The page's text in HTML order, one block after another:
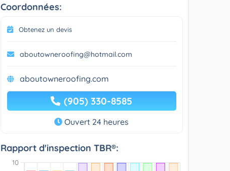
Coordonnées:
Obtenez un devis
aboutowneroofing@hotmail.com
aboutowneroofing.com
(905) 330-8585
Ouvert 24 heures
Rapport d'inspection TBR®: